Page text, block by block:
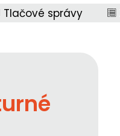
Tlačové správy